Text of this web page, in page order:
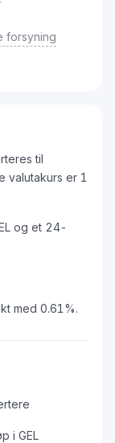
forsyning
til
valutakurs er 1
og et 24-
med 0.61%.
i GEL